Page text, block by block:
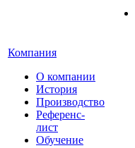
Компания
О компании
История
Производство
Референс-
лист
Обучение